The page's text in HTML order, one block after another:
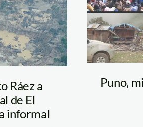
Ráez a
de El
informal
Puno,